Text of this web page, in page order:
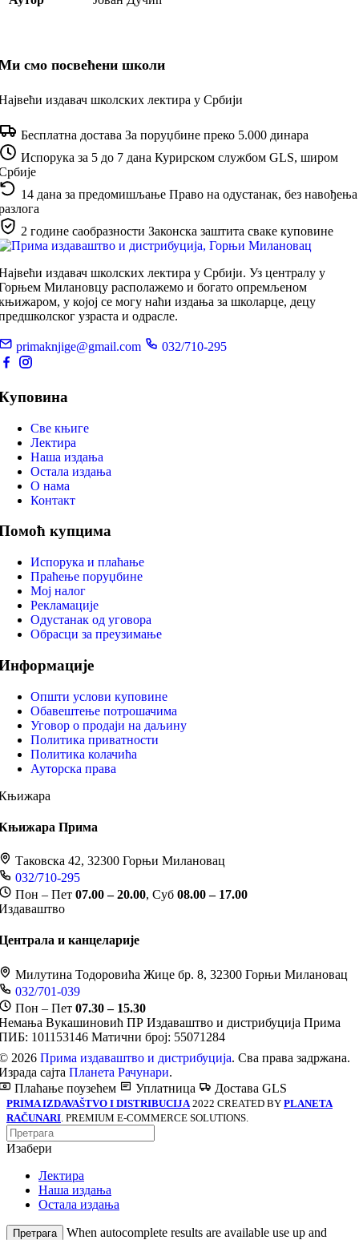
смо посвећени школи
издавач школских лектира у Србији
Бесплатна достава За поруџбине преко 5.000 динара
Испорука за 5 до 7 дана Курирском службом GLS, широм
14 дана за предомишљање Право на одустанак, без навођења
2 године саобразности Законска заштита сваке куповине
издавач школских лектира у Србији. Уз централу у
Милановцу располажемо и богато опремљеном
у којој се могу наћи издања за школарце, децу
узраста и одрасле.
primaknjige@gmail.com 032/710-295
Све књиге
Лектира
Наша издања
Остала издања
О нама
Контакт
купцима
Испорука и плаћање
Праћење поруџбине
Мој налог
Рекламације
Одустанак од уговора
Обрасци за преузимање
Општи услови куповине
Обавештење потрошачима
Уговор о продаји на даљину
Политика приватности
Политика колачића
Ауторска права
Прима
Таковска 42, 32300 Горњи Милановац
032/710-295
Пон – Пет 07.00 – 20.00, Суб 08.00 – 17.00
и канцеларије
Милутина Тодоровића Жице бр. 8, 32300 Горњи Милановац
032/701-039
Пон – Пет 07.30 – 15.30
Вукашиновић ПР Издаваштво и дистрибуција Прима
101153146 Матични број: 55071284
2026 Прима издаваштво и дистрибуција. Сва права задржана.
сајта Планета Рачунари.
Плаћање поузећем
Уплатница Достава GLS
PRIMA IZDAVAŠTVO I DISTRIBUCIJA 2022 CREATED BY PLANETA
RAČUNARI . PREMIUM E-COMMERCE SOLUTIONS.
Изабери
Лектира
Наша издања
Остала издања
Претрага
When autocomplete results are available use up and